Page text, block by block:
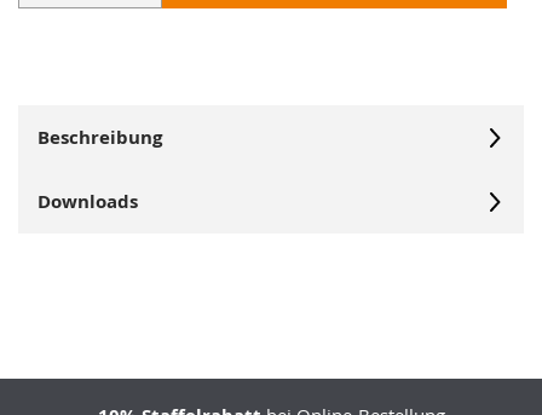
Beschreibung
Downloads